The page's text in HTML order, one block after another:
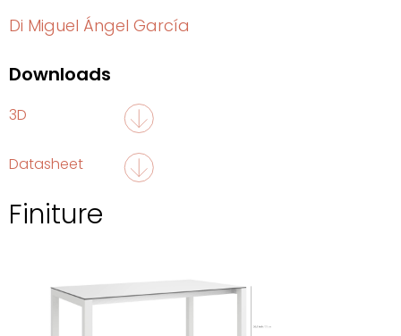
Di Miguel Ángel García
Downloads
3D
Datasheet
Finiture